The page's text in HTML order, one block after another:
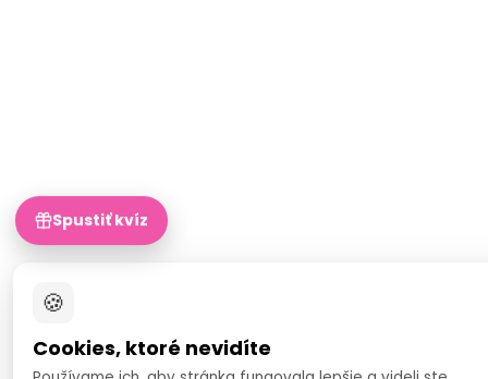
🍪
Cookies, ktoré nevidíte
Spustiť kvíz